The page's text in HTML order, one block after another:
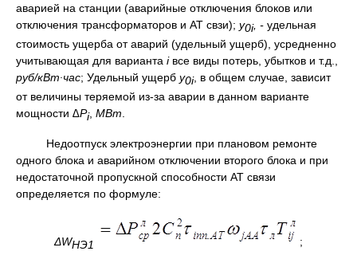
аварией на станции (аварийные отключения блоков или
отключения трансформаторов и АТ свзи); у0i, - удельная
стоимость ущерба от аварий (удельный ущерб), усредненно
учитывающая для варианта iвсе виды потерь, убытков и т.д.,
руб/кВт∙час; Удельный ущерб у0i, в общем случае, зависит
от величины теряемой из-за аварии в данном варианте
мощности ∆Рi, МВт
Недоотпуск электроэнергии при плановом ремонте
одного блока и аварийном отключении второго блока и при
недостаточной пропускной способности АТ связи
определяется по формуле:
ΔWНЭ1 ;